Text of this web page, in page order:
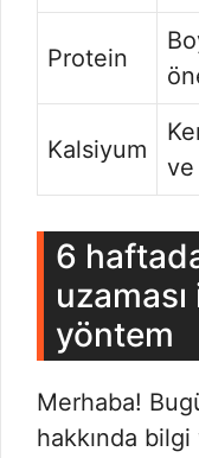
Protein
Kalsiyum
ve
6
yöntem
Merhaba!
hakkında